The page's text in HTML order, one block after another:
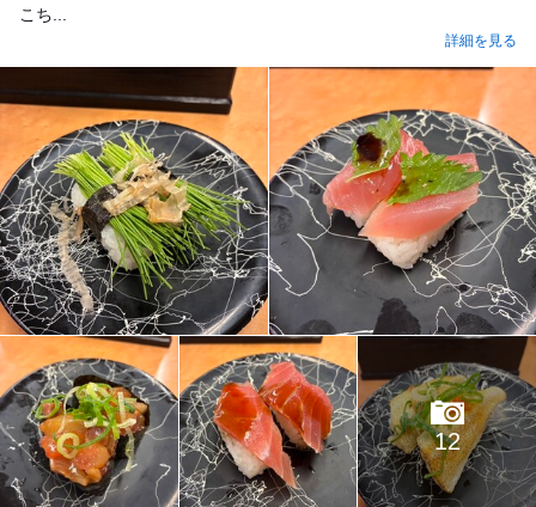
こち...
詳細を見る
12